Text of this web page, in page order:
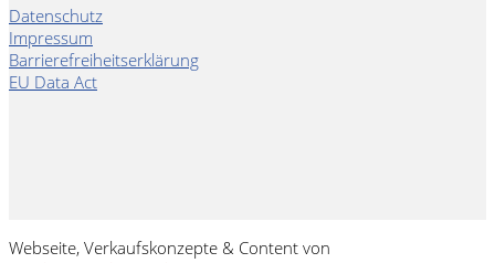
Datenschutz
Impressum
Barrierefreiheitserklärung
EU Data Act
Webseite, Verkaufskonzepte & Content von